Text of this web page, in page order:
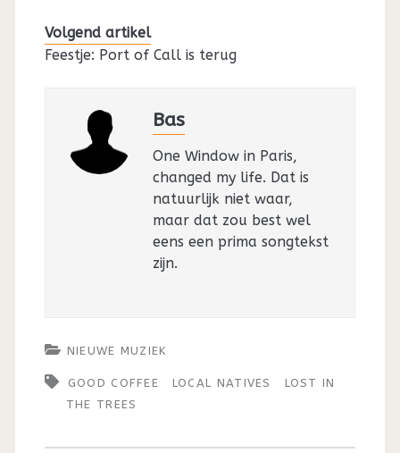
Volgend artikel
Feestje: Port of Call is terug
Bas
One Window in Paris,
changed my life. Dat is
natuurlijk niet waar,
maar dat zou best wel
eens een prima songtekst
zijn.
NIEUWE MUZIEK
GOOD COFFEE LOCAL NATIVES
LOST IN
THE TREES